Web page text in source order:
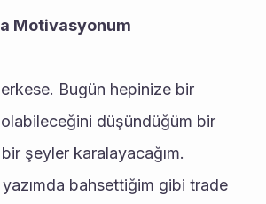
Motivasyonum
düşündüğüm bir
şeyler karalayacağım.